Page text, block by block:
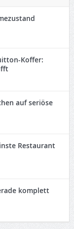
Koffer:
auf seriöse
Restaurant
komplett